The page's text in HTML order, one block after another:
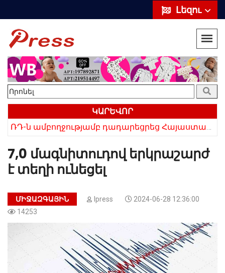
Լեզու
ԿԱՐԵՎՈՐ
7,0 մագնիտուդով երկրաշարժ
է տեղի ունեցել
ՄԻՋԱԶԳԱՅԻՆ Ipress
2024-06-28 12:36:00
14253